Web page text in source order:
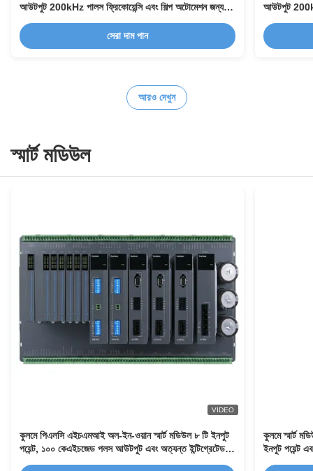
আউটপুট 200kHz পালস ফ্রিকোয়েন্সি এবং শিল্প অটোমেশন জন্য
সেরা দাম পান
আউটপুট
আরও দেখুন
স্মার্ট মডিউল
VIDEO
কুলমে পিএলসি এইচএমআই অল-ইন-ওয়ান স্মার্ট মডিউল ৮ টি ইনপুট
পয়েন্ট, ১০০ কেএইচজেড পলস আউটপুট এবং অত্যন্ত ইন্টিগ্রেটেড
কুলমে স্মার্ট
ইনপুট পয়েন্ট